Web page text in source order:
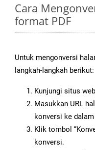
Cara
format PDF
Untuk mengonversi
langkah-langkah berikut:
Kunjungi situs web
Masukkan URL
konversi ke
Klik tombol
konversi.